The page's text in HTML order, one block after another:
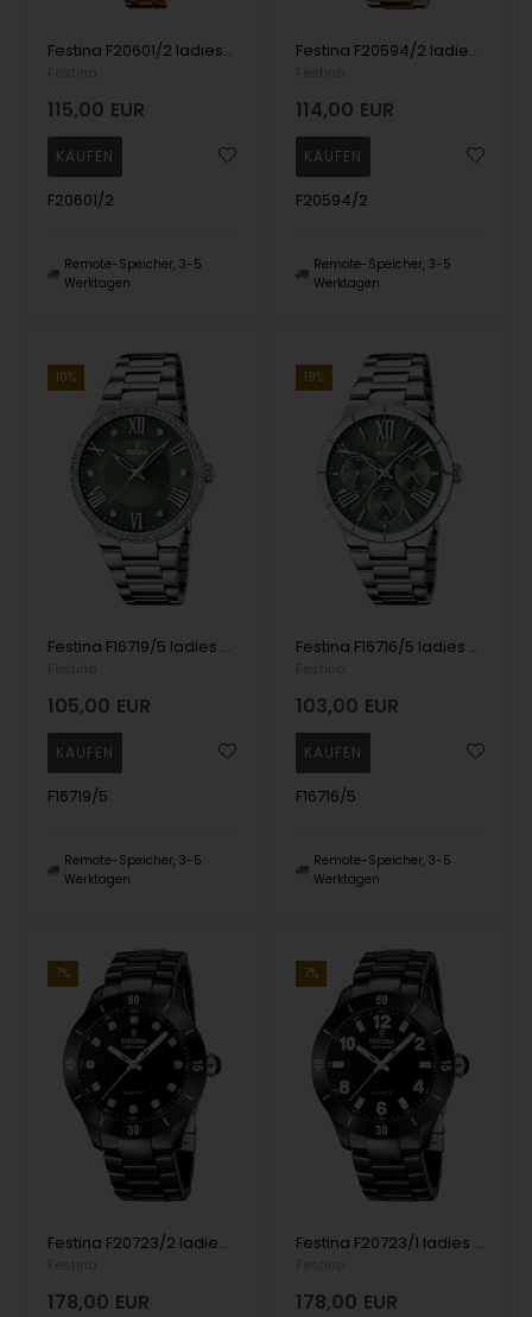
Festina F20601/2 ladies watch Mademoiselle 30mm 5ATM
115,00 EUR
F20601/2
Remote-Speicher, 3-5
Werktagen
Festina F20594/2 ladies watch 35mm 5ATM
114,00 EUR
F20594/2
Remote-Speicher, 3-5
Werktagen
10%
Festina F16719/5 ladies watch 37mm 5ATM
105,00 EUR
F16719/5
Remote-Speicher, 3-5
Werktagen
19%
Festina F16716/5 ladies watch 37mm 5ATM
103,00 EUR
F16716/5
Remote-Speicher, 3-5
Werktagen
7%
Festina F20723/2 ladies watch 38mm 5ATM
178,00 EUR
7%
Festina F20723/1 ladies watch 38mm 5ATM
178,00 EUR